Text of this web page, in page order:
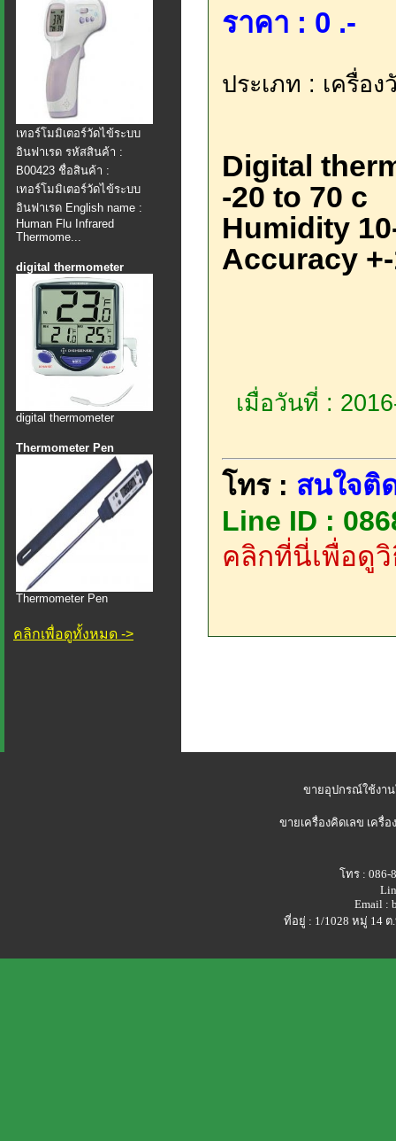
เทอร์โมมิเตอร์วัดไข้ระบบ
อินฟาเรด รหัสสินค้า :
B00423 ชื่อสินค้า :
เทอร์โมมิเตอร์วัดไข้ระบบ
อินฟาเรด English name :
Human Flu Infrared
Thermome...
digital thermometer
digital thermometer
Thermometer Pen
Thermometer Pen
คลิกเพื่อดูทั้งหมด ->
ราคา : 0 .-
ประเภท : เครื่อ
Digital
-20 to 70 c
Humidity
Accuracy
เมื่อวันที่ :
โทร : สนใจติ
Line ID :
คลิกที่นี่เพื่อดูวิ
ขายอุปกรณ์ใช้งา
ขายเครื่องคิดเลข เครื่
โทร : 086-
Email :
ที่อยู่ : 1/1028 หมู่ 14 ต.